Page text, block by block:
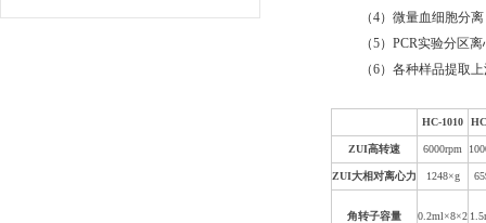
（4）微量血细胞分离
（5）PCR实验分区离
（6）各种样品提取上
HC-1010
ZUI高转速 6000rpm
ZUI大相对离心力 1248×g
角转子容量 0.2ml×8×2